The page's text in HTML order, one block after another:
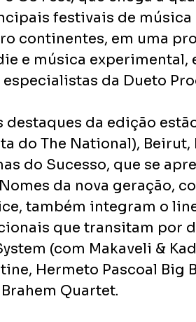
festivais de música
continentes, em uma
e música
da Dueto
destaques da edição
do The National), Beirut,
do Sucesso, que se
da nova geração,
também integram o
que transitam por
(com Makaveli &
Hermeto Pascoal Big
Quartet.